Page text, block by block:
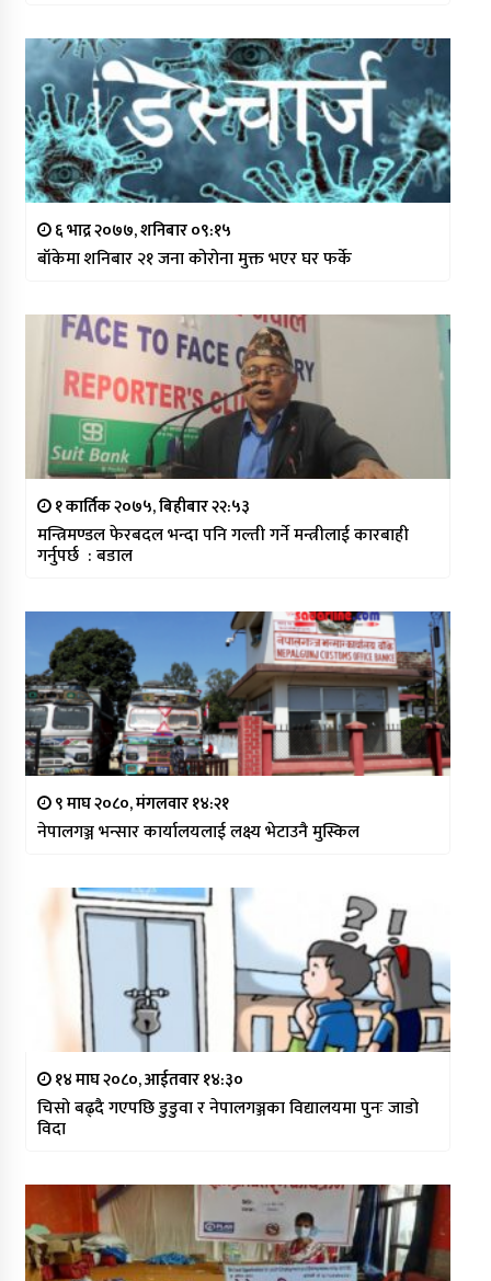
६ भाद्र २०७७, शनिबार ०९:१५
बाँकेमा शनिबार २१ जना कोरोना मुक्त भएर घर फर्के
१ कार्तिक २०७५, बिहीबार २२:५३
मन्त्रिमण्डल फेरबदल भन्दा पनि गल्ती गर्ने मन्त्रीलाई कारबाही
गर्नुपर्छ : बडाल
९ माघ २०८०, मंगलवार १४:२१
नेपालगञ्ज भन्सार कार्यालयलाई लक्ष्य भेटाउनै मुस्किल
१४ माघ २०८०, आईतवार १४:३०
चिसो बढ्दै गएपछि डुडुवा र नेपालगञ्जका विद्यालयमा पुनः जाडो
विदा